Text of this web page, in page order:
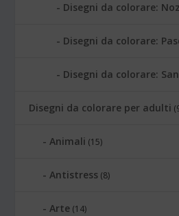
Disegni da colorare:
Disegni da colorare:
Disegni da colorare:
Disegni da colorare per adulti
Animali (15)
Antistress (8)
Arte (14)